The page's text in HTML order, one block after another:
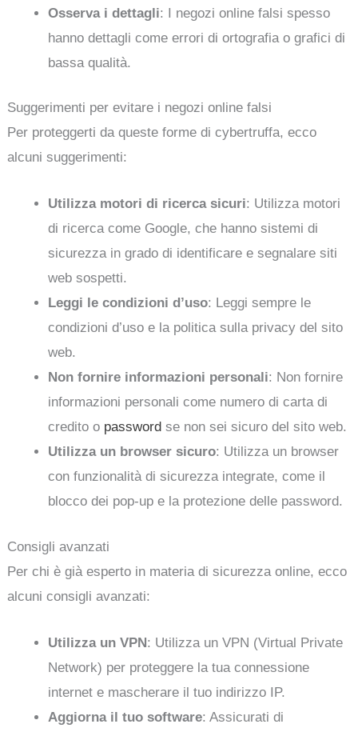
Osserva i dettagli: I negozi online falsi spesso
hanno dettagli come errori di ortografia o grafici di
bassa qualità.
Suggerimenti per evitare i negozi online falsi
Per proteggerti da queste forme di cybertruffa, ecco
alcuni suggerimenti:
Utilizza motori di ricerca sicuri: Utilizza motori
di ricerca come Google, che hanno sistemi di
sicurezza in grado di identificare e segnalare siti
web sospetti.
Leggi le condizioni d’uso: Leggi sempre le
condizioni d’uso e la politica sulla privacy del sito
web.
Non fornire informazioni personali: Non fornire
informazioni personali come numero di carta di
credito o password se non sei sicuro del sito web.
Utilizza un browser sicuro: Utilizza un browser
con funzionalità di sicurezza integrate, come il
blocco dei pop-up e la protezione delle password.
Consigli avanzati
Per chi è già esperto in materia di sicurezza online, ecco
alcuni consigli avanzati:
Utilizza un VPN: Utilizza un VPN (Virtual Private
Network) per proteggere la tua connessione
internet e mascherare il tuo indirizzo IP.
Aggiorna il tuo software: Assicurati di